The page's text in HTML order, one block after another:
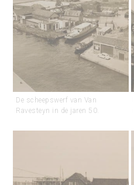
De scheepswerf van Van
Ravesteyn in de jaren 50.